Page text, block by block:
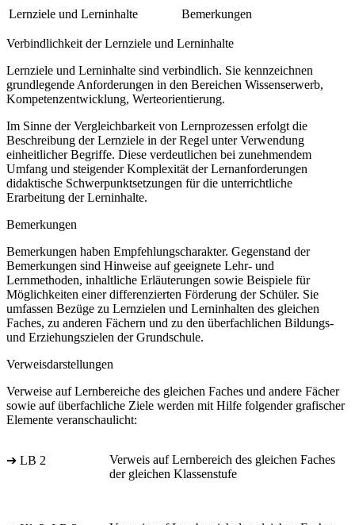
Lernziele und Lerninhalte Bemerkungen
Verbindlichkeit der Lernziele und Lerninhalte
Lernziele und Lerninhalte sind verbindlich. Sie kennzeichnen
grundlegende Anforderungen in den Bereichen Wissenserwerb,
Kompetenzentwicklung, Werteorientierung.
Im Sinne der Vergleichbarkeit von Lernprozessen erfolgt die
Beschreibung der Lernziele in der Regel unter Verwendung
einheitlicher Begriffe. Diese verdeutlichen bei zunehmendem
Umfang und steigender Komplexität der Lernanforderungen
didaktische Schwerpunktsetzungen für die unterrichtliche
Erarbeitung der Lerninhalte.
Bemerkungen
Bemerkungen haben Empfehlungscharakter. Gegenstand der
Bemerkungen sind Hinweise auf geeignete Lehr- und
Lernmethoden, inhaltliche Erläuterungen sowie Beispiele für
Möglichkeiten einer differenzierten Förderung der Schüler. Sie
umfassen Bezüge zu Lernzielen und Lerninhalten des gleichen
Faches, zu anderen Fächern und zu den überfachlichen Bildungs-
und Erziehungszielen der Grundschule.
Verweisdarstellungen
Verweise auf Lernbereiche des gleichen Faches und andere Fächer
sowie auf überfachliche Ziele werden mit Hilfe folgender grafischer
Elemente veranschaulicht:
➔ LB 2
Verweis auf Lernbereich des gleichen Faches
der gleichen Klassenstufe